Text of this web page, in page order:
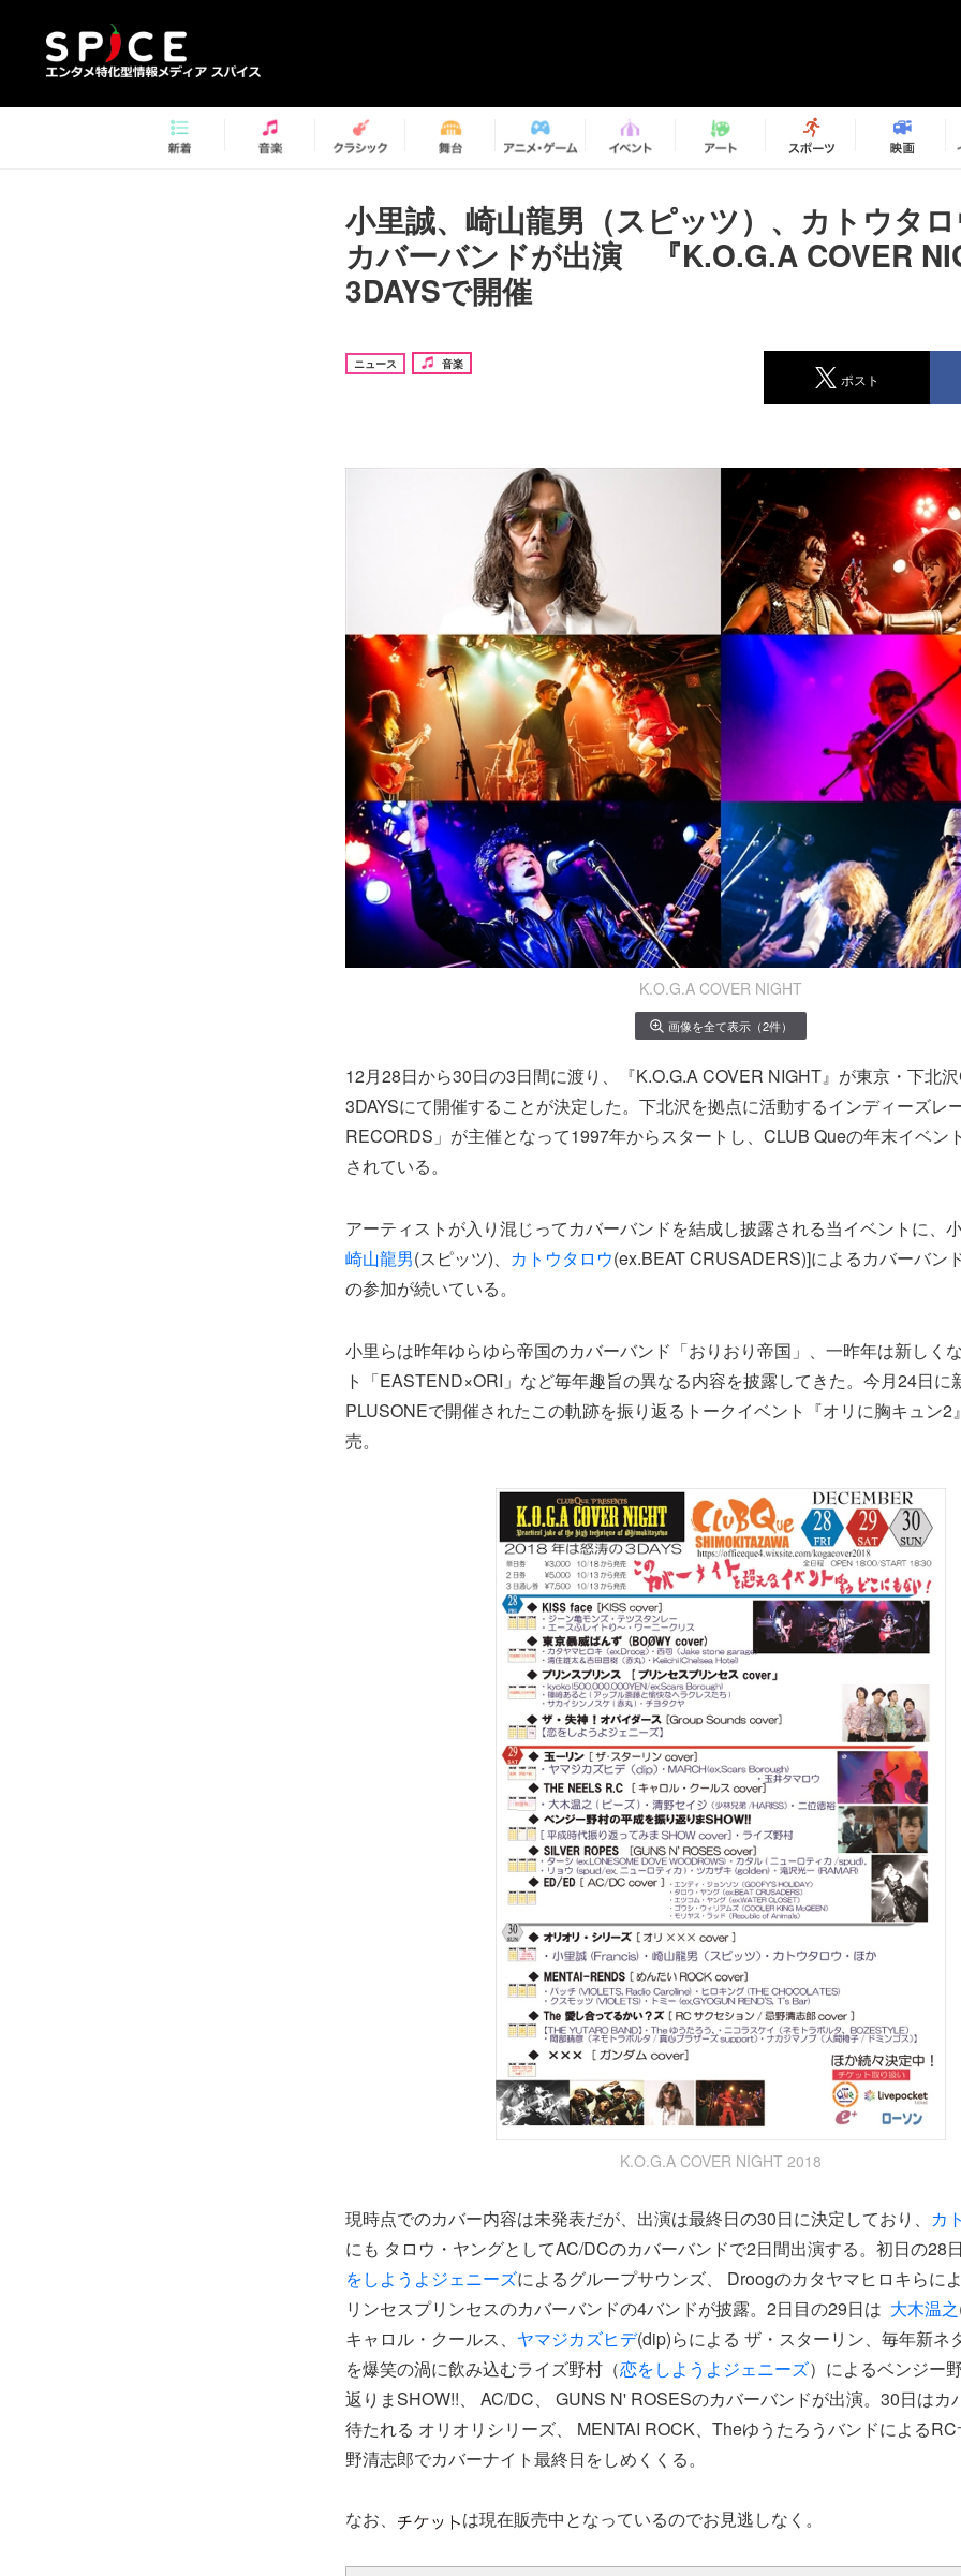
小里誠、崎山龍男（スピッツ）、カトウタ
カバーバンドが出演 『K.O.G.A COVER
3DAYSで開催
ニュース 音楽
ポスト
K.O.G.A COVER NIGHT
画像を全て表示（2件）
12月28日から30日の3日間に渡り、『K.O.G.A COVER NIGHT』が東京・下北
3DAYSにて開催することが決定した。下北沢を拠点に活動するインディーズレ
RECORDS」が主催となって1997年からスタートし、CLUB Queの年末イベン
されている。
アーティストが入り混じってカバーバンドを結成し披露される当イベントに、小
崎山龍男(スピッツ)、 カトウタロウ(ex.BEAT CRUSADERS)]によるカバーバン
の参加が続いている。
小里らは昨年ゆらゆら帝国のカバーバンド「おりおり帝国」、一昨年は新しく
ト「EASTEND×ORI」など毎年趣旨の異なる内容を披露してきた。今月24日に
PLUSONEで開催されたこの軌跡を振り返るトークイベント『オリに胸キュン2
売。
K.O.G.A COVER NIGHT 2018
現時点でのカバー内容は未発表だが、出演は最終日の30日に決定しており、 カ
にも タロウ・ヤングとしてAC/DCのカバーバンドで2日間出演する。初日の28
をしようよジェニーズによるグループサウンズ、 Droogのカタヤマヒロキらに
リンセスプリンセスのカバーバンドの4バンドが披露。2日目の29日は 大木温之
キャロル・クールス、 ヤマジカズヒデ(dip)らによる ザ・スターリン、毎年新ネ
を爆笑の渦に飲み込むライズ野村（恋をしようよジェニーズ）によるベンジー
返りまSHOW!!、 AC/DC、 GUNS N' ROSESのカバーバンドが出演。30日はカ
待たれる オリオリシリーズ、 MENTAI ROCK、Theゆうたろうバンドによる
野清志郎でカバーナイト最終日をしめくくる。
なお、 は現在販売中となっているのでお見逃しなく。